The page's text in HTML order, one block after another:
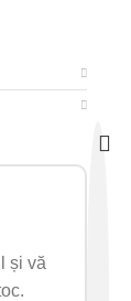
și vă